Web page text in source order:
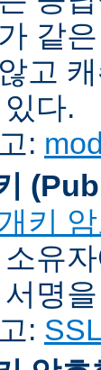
같
고
다.
:
키
소유
서명
: